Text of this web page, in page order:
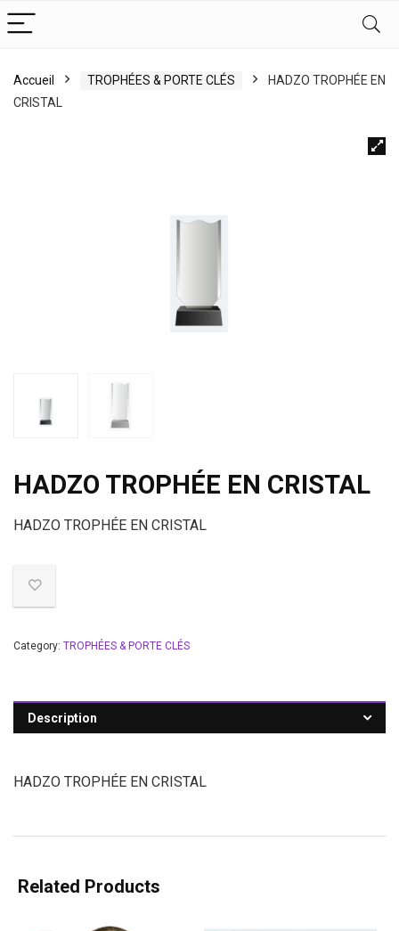
Accueil TROPHÉES & PORTE CLÉS
HADZO TROPHÉE EN
CRISTAL
HADZO TROPHÉE EN CRISTAL
HADZO TROPHÉE EN CRISTAL
Category: TROPHÉES & PORTE CLÉS
Description
HADZO TROPHÉE EN CRISTAL
Related Products